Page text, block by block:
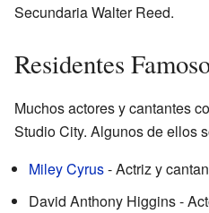
Secundaria Walter Reed.
Residentes
Muchos actores y cantantes
Studio City. Algunos de ellos
Miley Cyrus- Actriz y
David Anthony Higgins -